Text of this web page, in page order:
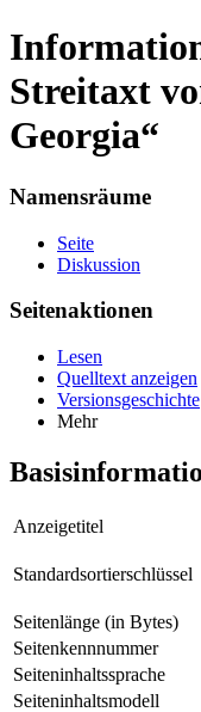
Streitaxt
Georgia“
Namensräume
Seite
Diskussion
Seitenaktionen
Lesen
Quelltext anzeigen
Versionsgeschichte
Mehr
Anzeigetitel
Standardsortierschlüssel
Seitenlänge (in Bytes)
Seitenkennnummer
Seiteninhaltssprache
Seiteninhaltsmodell